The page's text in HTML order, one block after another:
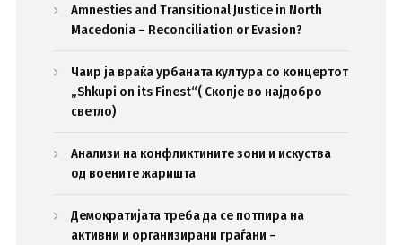
Amnesties and Transitional Justice in North
Macedonia – Reconciliation or Evasion?
Чаир ја враќа урбаната култура со концертот
„Shkupi on its Finest“( Скопје во најдобро
светло)
Анализи на конфликтините зони и искуства
од воените жаришта
Демократијата треба да се потпира на
активни и организирани граѓани –